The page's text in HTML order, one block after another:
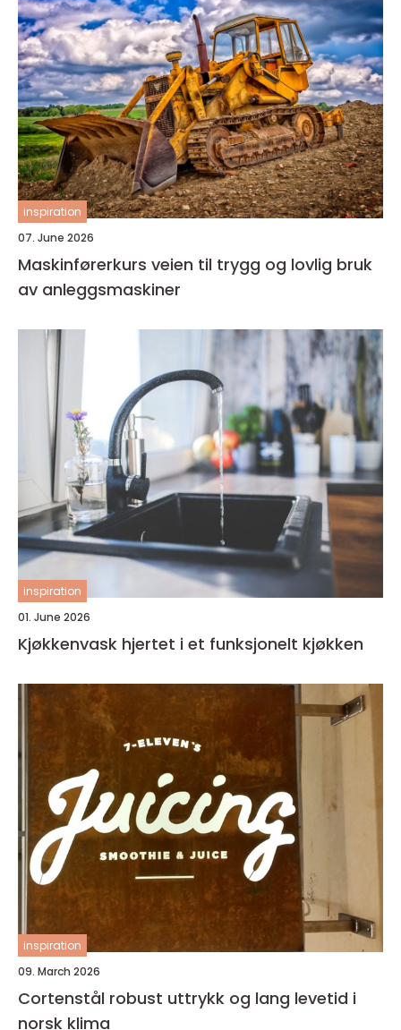
inspiration
07. June 2026
Maskinførerkurs veien til trygg og lovlig bruk
av anleggsmaskiner
inspiration
01. June 2026
Kjøkkenvask hjertet i et funksjonelt kjøkken
inspiration
09. March 2026
Cortenstål robust uttrykk og lang levetid i
norsk klima